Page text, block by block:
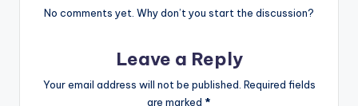
No comments yet. Why don’t you start the discussion?
Leave a Reply
Your email address will not be published. Required fields
are marked *